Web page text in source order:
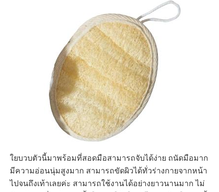
ใยบวบตัวนี้มาพร้อมที่สอดมือสามารถจับได้ง่าย ถนัดมือมาก
มีความอ่อนนุ่มสูงมาก สามารถขัดผิวได้ทั่วร่างกายจากหน้า
ไปจนถึงเท้าเลยค่ะ สามารถใช้งานได้อย่างยาวนานมาก ไม่